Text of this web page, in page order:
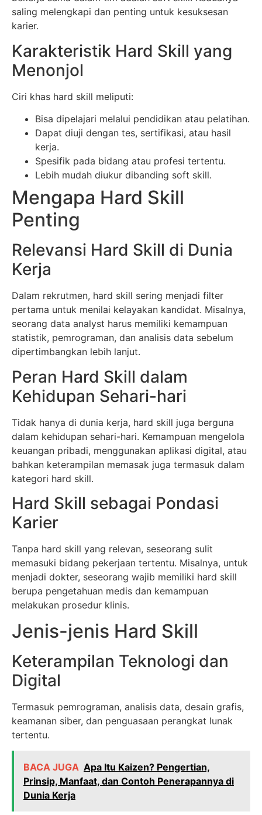
saling melengkapi dan penting untuk kesuksesan
karier.
Karakteristik Hard Skill yang
Menonjol
Ciri khas hard skill meliputi:
Bisa dipelajari melalui pendidikan atau pelatihan.
Dapat diuji dengan tes, sertifikasi, atau hasil
kerja.
Spesifik pada bidang atau profesi tertentu.
Lebih mudah diukur dibanding soft skill.
Mengapa Hard Skill
Penting
Relevansi Hard Skill di Dunia
Kerja
Dalam rekrutmen, hard skill sering menjadi filter
pertama untuk menilai kelayakan kandidat. Misalnya,
seorang data analyst harus memiliki kemampuan
statistik, pemrograman, dan analisis data sebelum
dipertimbangkan lebih lanjut.
Peran Hard Skill dalam
Kehidupan Sehari-hari
Tidak hanya di dunia kerja, hard skill juga berguna
dalam kehidupan sehari-hari. Kemampuan mengelola
keuangan pribadi, menggunakan aplikasi digital, atau
bahkan keterampilan memasak juga termasuk dalam
kategori hard skill.
Hard Skill sebagai Pondasi
Karier
Tanpa hard skill yang relevan, seseorang sulit
memasuki bidang pekerjaan tertentu. Misalnya, untuk
menjadi dokter, seseorang wajib memiliki hard skill
berupa pengetahuan medis dan kemampuan
melakukan prosedur klinis.
Jenis-jenis Hard Skill
Keterampilan Teknologi dan
Digital
Termasuk pemrograman, analisis data, desain grafis,
keamanan siber, dan penguasaan perangkat lunak
tertentu.
BACA JUGA Apa Itu Kaizen? Pengertian,
Prinsip, Manfaat, dan Contoh Penerapannya di
Dunia Kerja